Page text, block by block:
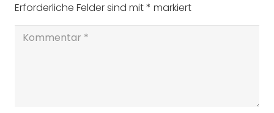
Erforderliche Felder sind mit* markiert